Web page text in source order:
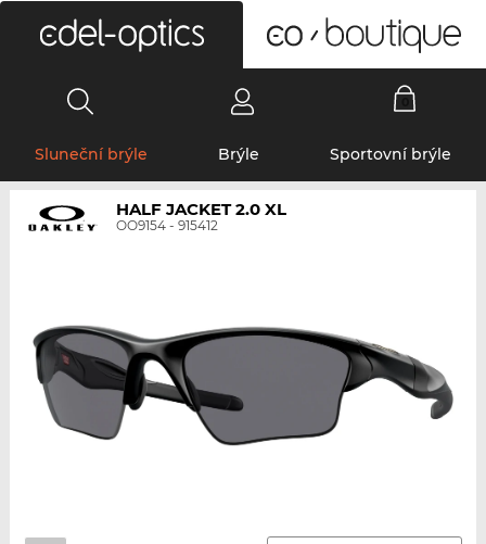
Sluneční brýle Brýle Sportovní brýle
HALF JACKET 2.0 XL
OO9154 - 915412